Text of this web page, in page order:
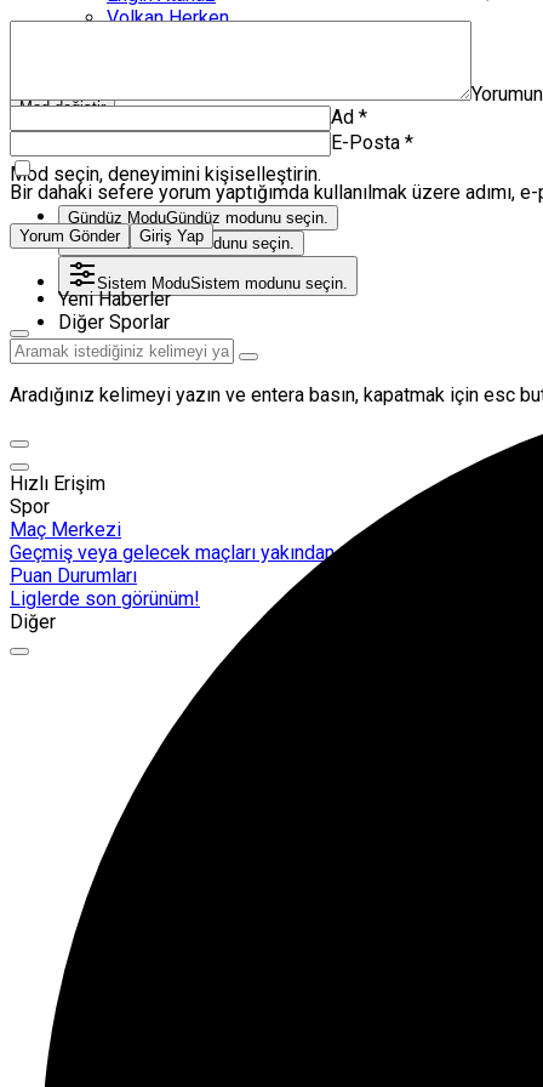
Volkan Herken
Mod değiştir
Mod Ayarları
Mod seçin, deneyimini kişiselleştirin.
Gündüz ModuGündüz modunu seçin.
Gece ModuGece modunu seçin.
Sistem ModuSistem modunu seçin.
Aradığınız kelimeyi yazın ve entera basın, kapatmak için esc
Hızlı Erişim
Spor
Maç Merkezi
Geçmiş veya gelecek maçları yakından takip edebilirsiniz.
Puan Durumları
Liglerde son görünüm!
Diğer
Ad *
E-Posta *
Bir dahaki sefere yorum yaptığımda kullanılmak üzere
Yorum Gönder Giriş Yap
Yeni Haberler
Diğer Sporlar